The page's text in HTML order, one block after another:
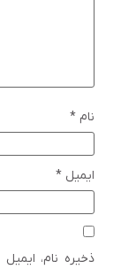
نام *
ایمیل *
ذخیره نام،